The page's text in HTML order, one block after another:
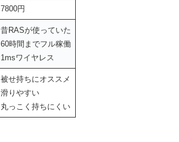
7800円
昔RASが使っていた
60時間までフル稼働
1msワイヤレス
被せ持ちにオススメ
滑りやすい
丸っこく持ちにくい